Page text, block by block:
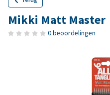
Mikki Matt Master
0 beoordelingen